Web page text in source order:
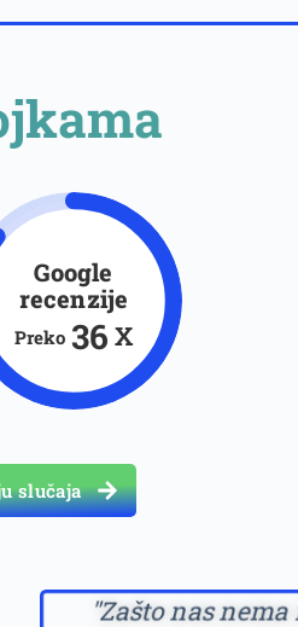
Google
recenzije
Preko 37 X
slučaja
"Zašto nas